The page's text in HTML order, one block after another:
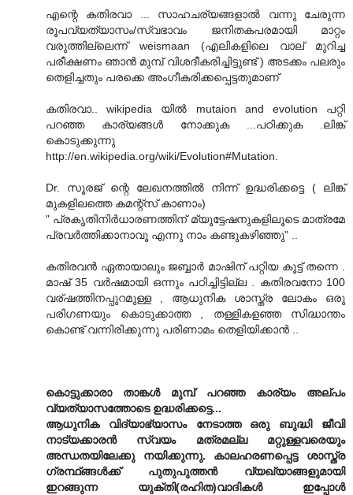
എന്റെ കതിരവാ ... സാഹചര്യങ്ങളാൽ വന്നു ചേരുന്ന
രൂപവ്യത്യാസം/സ്വഭാവം ജനിതകപരമായി മാറ്റം
വരുത്തില്ലെന്ന് weismaan (എലികളിലെ വാല് മുറിച്ച
പരീക്ഷണം ഞാന്‍ മുമ്പ് വിശദീകരിച്ചിട്ടുണ്ട് ) അടക്കം പലരും
തെളിച്ചതും പരക്കെ അംഗീകരിക്കപ്പെട്ടതുമാണ്
കതിരവാ.. wikipedia യില്‍ mutaion and evolution പറ്റി
പറഞ്ഞ കാര്യങ്ങള്‍ നോക്കുക ...പഠിക്കുക .ലിങ്ക്
കൊടുക്കുന്നു
http://en.wikipedia.org/wiki/Evolution#Mutation.
Dr. സൂരജ് ന്റെ ലേഖനത്തില്‍ നിന്ന് ഉദ്ധരിക്കട്ടെ ( ലിങ്ക്
മുകളിലത്തെ കമന്റ്സ് കാണാം)
" പ്രകൃതിനിര്‍ധാരണത്തിന് മ്യൂട്ടേഷനുകളിലൂടെ മാത്രമേ
പ്രവര്‍ത്തിക്കാനാവൂ എന്നു നാം കണ്ടുകഴിഞ്ഞു" ..
കതിരവന്‍ ഏതായാലും ജബ്ബാര്‍ മാഷിന് പറ്റിയ കൂട്ട് തന്നെ .
മാഷ് 35 വര്‍ഷമായി ഒന്നും പഠിച്ചിട്ടില്ല . കതിരവനോ 100
വര്ഷത്തിനപ്പുറമുള്ള , ആധുനിക ശാസ്ത്ര ലോകം ഒരു
പരിഗണയും കൊടുക്കാത്ത , തള്ളികളഞ്ഞ സിദ്ധാന്തം
കൊണ്ട് വന്നിരിക്കുന്നു പരിണാമം തെളിയിക്കാന്‍ ..
കൊട്ടുക്കാരാ താങ്കള്‍ മുമ്പ് പറഞ്ഞ കാര്യം അല്പം
വ്യത്യാസത്തോടെ ഉദ്ധരിക്കട്ടെ...
ആധുനിക വിദ്യാഭ്യാസം നേടാത്ത ഒരു ബുദ്ധി ജീവി
നാട്യക്കാരന്‍ സ്വയം മത്രമല്ല മറ്റുള്ളവരെയും
അന്ധതയിലേക്കു നയിക്കുന്നു. കാലഹരണപ്പെട്ട ശാസ്ത്ര
ഗ്രന്ഥ്ങ്ങള്‍ക്ക്‌ പുതുപുത്തന്‍ വ്യഖ്യാങ്ങളുമായി
ഇറങ്ങുന്ന യുക്തി(രഹിത)വാദികള്‍ ഇപ്പോള്‍